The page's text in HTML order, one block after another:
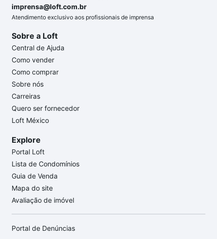
imprensa@loft.com.br
Atendimento exclusivo aos profissionais de imprensa
Sobre a Loft
Central de Ajuda
Como vender
Como comprar
Sobre nós
Carreiras
Quero ser fornecedor
Loft México
Explore
Portal Loft
Lista de Condomínios
Guia de Venda
Mapa do site
Avaliação de imóvel
Portal de Denúncias